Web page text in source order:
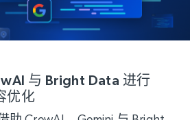
与 Bright Data 进行
优化